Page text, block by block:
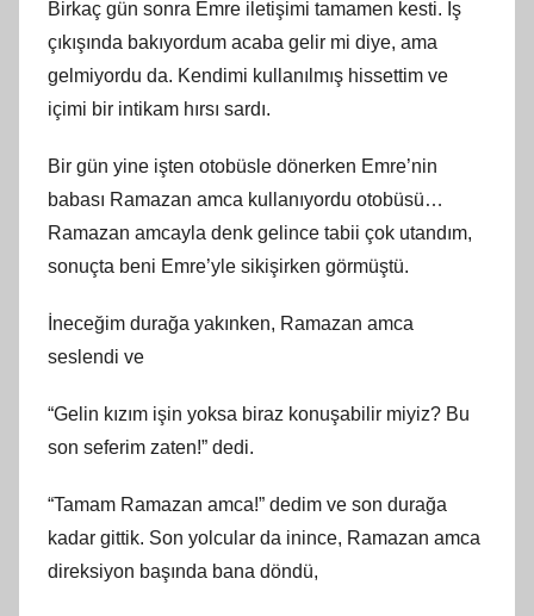
Birkaç gün sonra Emre iletişimi tamamen kesti. İş
çıkışında bakıyordum acaba gelir mi diye, ama
gelmiyordu da. Kendimi kullanılmış hissettim ve
içimi bir intikam hırsı sardı.
Bir gün yine işten otobüsle dönerken Emre’nin
babası Ramazan amca kullanıyordu otobüsü…
Ramazan amcayla denk gelince tabii çok utandım,
sonuçta beni Emre’yle sikişirken görmüştü.
İneceğim durağa yakınken, Ramazan amca
seslendi ve
“Gelin kızım işin yoksa biraz konuşabilir miyiz? Bu
son seferim zaten!” dedi.
“Tamam Ramazan amca!” dedim ve son durağa
kadar gittik. Son yolcular da inince, Ramazan amca
direksiyon başında bana döndü,